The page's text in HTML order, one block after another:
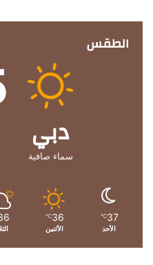
الطقس
دبي
سماء صافية
37
℃
الأحد
36
℃
الأثنين